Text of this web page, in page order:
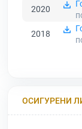
2020
2018
ОСИГУРЕНИ